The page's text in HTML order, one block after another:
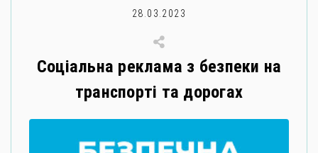
28.03.2023
Соціальна реклама з безпеки на
транспорті та дорогах